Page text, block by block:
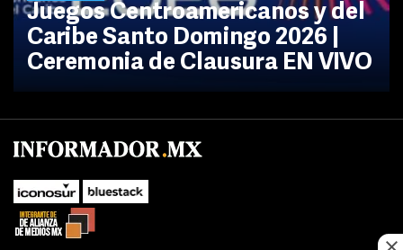
Juegos Centroamericanos y del
Caribe Santo Domingo 2026 |
Ceremonia de Clausura EN VIVO